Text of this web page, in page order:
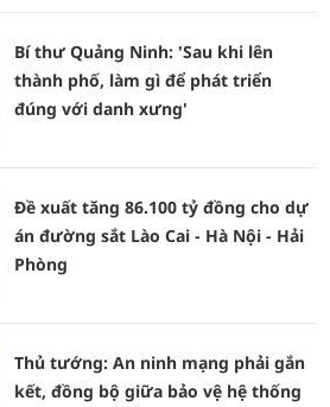
Bí thư Quảng Ninh: 'Sau khi lên
thành phố, làm gì để phát triển
đúng với danh xưng'
Đề xuất tăng 86.100 tỷ đồng cho dự
án đường sắt Lào Cai - Hà Nội - Hải
Phòng
Thủ tướng: An ninh mạng phải gắn
kết, đồng bộ giữa bảo vệ hệ thống